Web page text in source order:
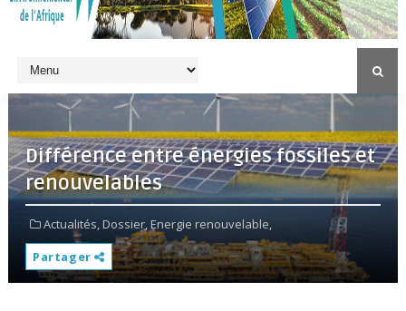
Différence entre énergies fossiles et
renouvelables
Actualités,Dossier,Energie renouvelable,
Partager